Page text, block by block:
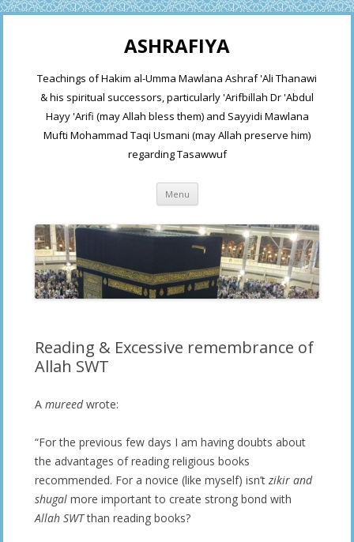
ASHRAFIYA
Teachings of Hakim al-Umma Mawlana Ashraf 'Ali Thanawi
& his spiritual successors, particularly 'Arifbillah Dr 'Abdul
Hayy 'Arifi (may Allah bless them) and Sayyidi Mawlana
Mufti Mohammad Taqi Usmani (may Allah preserve him)
regarding Tasawwuf
Menu Skip
content
Reading & Excessive remembrance of
Allah SWT
A mureedwrote:
“For the previous few days I am having doubts about
the advantages of reading religious books
recommended. For a novice (like myself) isn’t zikir and
shugal more important to create strong bond with
Allah SWTthan reading books?